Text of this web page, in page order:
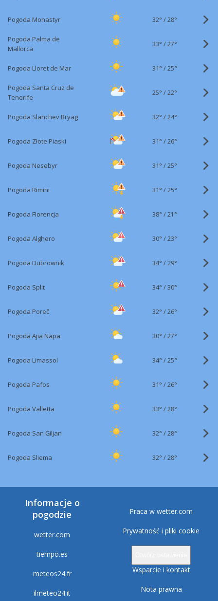
Pogoda Monastyr 32° /28°
Pogoda Palma de
Mallorca
33° /27°
Pogoda Lloret de Mar 31° /25°
Pogoda Santa Cruz de
Tenerife
25° /22°
Pogoda Slanchev Bryag 32° /24°
Pogoda Złote Piaski 31° /26°
Pogoda Nesebyr 31° /25°
Pogoda Rimini 31° /25°
Pogoda Florencja 38° /21°
Pogoda Alghero 30° /23°
Pogoda Dubrownik 34° /29°
Pogoda Split 34° /30°
Pogoda Poreč 32° /26°
Pogoda Ajia Napa 30° /27°
Pogoda Limassol 34° /25°
Pogoda Pafos 31° /26°
Pogoda Valletta 33° /28°
Pogoda San Ġiljan 32° /28°
Pogoda Sliema 32° /28°
Informacje o
pogodzie
wetter.com
tiempo.es
meteos24.fr
ilmeteo24.it
Praca w wetter.com
Prywatność i pliki cookie
Wsparcie i kontakt
Nota prawna